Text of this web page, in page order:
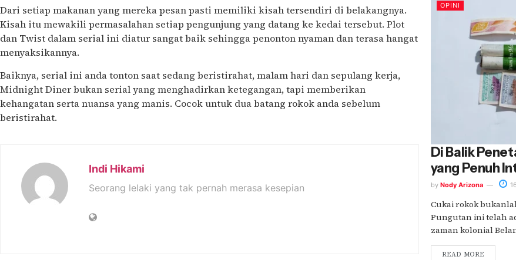
Dari setiap makanan yang mereka pesan pasti memiliki kisah tersendiri di belakangnya.
Kisah itu mewakili permasalahan setiap pengunjung yang datang ke kedai tersebut. Plot
dan Twist dalam serial ini diatur sangat baik sehingga penonton nyaman dan terasa hangat
menyaksikannya.
Baiknya, serial ini anda tonton saat sedang beristirahat, malam hari dan sepulang kerja,
Midnight Diner bukan serial yang menghadirkan ketegangan, tapi memberikan
kehangatan serta nuansa yang manis. Cocok untuk dua batang rokok anda sebelum
beristirahat.
Indi Hikami
Seorang lelaki yang tak pernah merasa kesepian
OPINI
Di Balik
yang Penuh
by Nody Arizona
Cukai rokok
Pungutan ini telah
zaman kolonial
READ MORE